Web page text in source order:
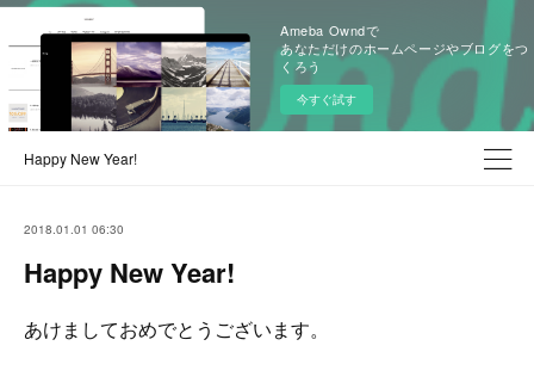
Ameba Owndで
あなただけのホームページやブログをつ
くろう
今すぐ試す
Happy New Year!
2018.01.01 06:30
Happy New Year!
あけましておめでとうございます。